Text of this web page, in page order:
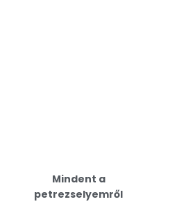
Mindent a
petrezselyemről